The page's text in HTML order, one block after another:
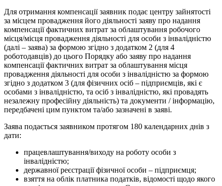
Для отримання компенсації заявник подає центру зайнятості
за місцем провадження його діяльності заяву про надання
компенсації фактичних витрат за облаштування робочого
місця/місця провадження діяльності для особи з інвалідністю
(далі – заява) за формою згідно з додатком 2 (для 4
роботодавців) до цього Порядку або заяву про надання
компенсації фактичних витрат за облаштування місця
провадження діяльності для особи з інвалідністю за формою
згідно з додатком 3 (для фізичних осіб – підприємців, які є
особами з інвалідністю, та осіб з інвалідністю, які провадять
незалежну професійну діяльність) та документи / інформацію,
передбачені цим пунктом та/або зазначені в заяві.
Заява подається заявником протягом 180 календарних днів з
дати:
працевлаштування/виходу на роботу особи з
інвалідністю;
державної реєстрації фізичної особи – підприємця;
взяття на облік платника податків, відомості щодо якого